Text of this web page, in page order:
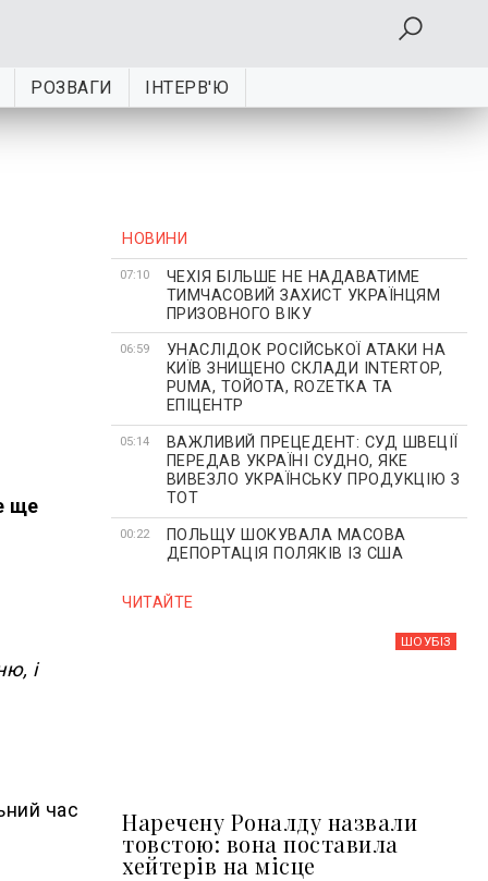
РОЗВАГИ ІНТЕРВ'Ю
ще
і
час
НОВИНИ
07:10
ЧЕХІЯ БІЛЬШЕ НЕ НАДАВАТИМЕ
ТИМЧАСОВИЙ ЗАХИСТ УКРАЇНЦЯМ
ПРИЗОВНОГО ВІКУ
06:59
УНАСЛІДОК РОСІЙСЬКОЇ АТАКИ НА
КИЇВ ЗНИЩЕНО СКЛАДИ INTERTOP,
PUMA, ТОЙОТА, ROZETKA ТА
ЕПІЦЕНТР
05:14
ВАЖЛИВИЙ ПРЕЦЕДЕНТ: СУД ШВЕЦІЇ
ПЕРЕДАВ УКРАЇНІ СУДНО, ЯКЕ
ВИВЕЗЛО УКРАЇНСЬКУ ПРОДУКЦІЮ З
ТОТ
00:22
ПОЛЬЩУ ШОКУВАЛА МАСОВА
ДЕПОРТАЦІЯ ПОЛЯКІВ ІЗ США
ЧИТАЙТЕ
ШОУБIЗ
Наречену Роналду назвали
товстою: вона поставила
хейтерів на місце